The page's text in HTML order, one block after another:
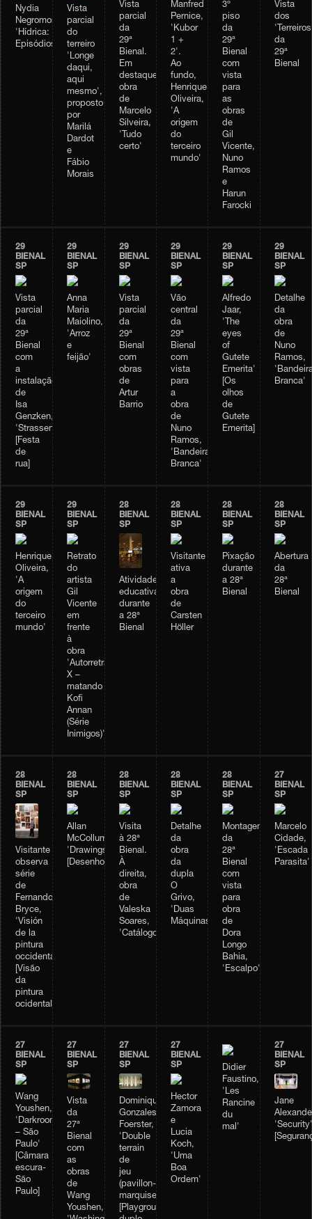
Nydia
Negromonte,
'Hídrica:
Episódios'
Vista
parcial
do
terreiro
'Longe
daqui,
aqui
mesmo',
proposto
por
Marilá
Dardot
e
Fábio
Morais
Vista
parcial
da
29ª
Bienal.
Em
destaque,
obra
de
Marcelo
Silveira,
'Tudo
certo'
Manfred
Pernice,
'Kubor
1 +
2'.
Ao
fundo,
Henrique
Oliveira,
'A
origem
do
terceiro
mundo'
3º
piso
da
29ª
Bienal
com
vista
para
as
obras
de
Gil
Vicente,
Nuno
Ramos
e
Harun
Farocki
Vista
dos
da
29ª
Bienal
29
BIENAL
SP
Vista
parcial
da
29ª
Bienal
com
a
instalação
de
Isa
Genzken,
'Strassenfest'
[Festa
de
rua]
29
BIENAL
SP
Anna
Maria
Maiolino,
'Arroz
e
feijão'
29
BIENAL
SP
Vista
parcial
da
29ª
Bienal
com
obras
de
Artur
Barrio
29
BIENAL
SP
Vão
central
da
29ª
Bienal
com
vista
para
a
obra
de
Nuno
Ramos,
'Bandeira
Branca'
29
BIENAL
SP
Alfredo
Jaar,
'The
eyes
of
Gutete
Emerita'
[Os
olhos
de
Gutete
Emerita]
29
BIENAL
SP
Detalhe
da
obra
de
Nuno
Ramos,
Branca'
29
BIENAL
SP
Henrique
Oliveira,
'A
origem
do
terceiro
mundo'
29
BIENAL
SP
Retrato
do
artista
Gil
Vicente
em
frente
à
obra
'Autorretrato
X –
matando
Kofi
Annan
(Série
Inimigos)'
28
BIENAL
SP
Atividade
educativa
durante
a 28ª
Bienal
28
BIENAL
SP
Visitante
ativa
a
obra
de
Carsten
Höller
28
BIENAL
SP
Pixação
durante
a 28ª
Bienal
28
BIENAL
SP
Abertura
da
28ª
Bienal
28
BIENAL
SP
Visitante
observa
série
de
Fernando
Bryce,
'Visión
de la
pintura
occidental'
[Visão
da
pintura
ocidental]
28
BIENAL
SP
Allan
McCollum,
'Drawings'
[Desenhos]
28
BIENAL
SP
Visita
à 28ª
Bienal.
À
direita,
obra
de
Valeska
Soares,
'Catálogo'
28
BIENAL
SP
Detalhe
da
obra
da
dupla
O
Grivo,
'Duas
Máquinas'
28
BIENAL
SP
Montagem
da
28ª
Bienal
com
vista
para
obra
de
Dora
Longo
Bahia,
'Escalpo'
27
BIENAL
SP
Marcelo
Cidade,
'Escada
Parasita'
27
BIENAL
SP
Wang
Youshen,
'Darkroom
– São
Paulo'
[Câmara
escura-
São
Paulo]
27
BIENAL
SP
Vista
da
27ª
Bienal
com
as
obras
de
Wang
Youshen,
27
BIENAL
SP
Dominique
Gonzales-
Foerster,
'Double
terrain
de
jeu
(pavillon-
marquise)'
[Playground
27
BIENAL
SP
Hector
Zamora
e
Lucia
Koch,
'Uma
Boa
Ordem'
Didier
Faustino,
'Les
Rancine
du
mal'
27
BIENAL
SP
Jane
'Security'